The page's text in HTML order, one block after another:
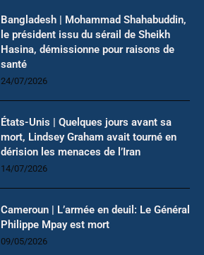
Bangladesh | Mohammad Shahabuddin,
le président issu du sérail de Sheikh
Hasina, démissionne pour raisons de
santé
24/07/2026
États-Unis | Quelques jours avant sa
mort, Lindsey Graham avait tourné en
dérision les menaces de l’Iran
14/07/2026
Cameroun | L’armée en deuil: Le Général
Philippe Mpay est mort
09/05/2026